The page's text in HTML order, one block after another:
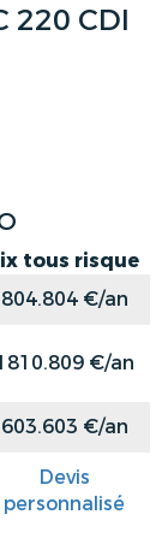
220 CDI
tous risque
804.804 €/an
€/an
603.603 €/an
Devis
personnalisé